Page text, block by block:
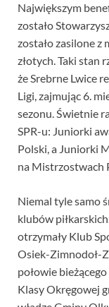
Największym
zostało
zostało zasilone z
złotych. Taki stan
że Srebrne Lwice
Ligi, zajmując 6.
sezonu. Świetnie
SPR-u: Juniorki
Polski, a Juniorki
na Mistrzostwach
Niemal tyle samo
klubów
otrzymały Klub
Osiek-Zimnodoł-
połowie
Klasy Okręgowej